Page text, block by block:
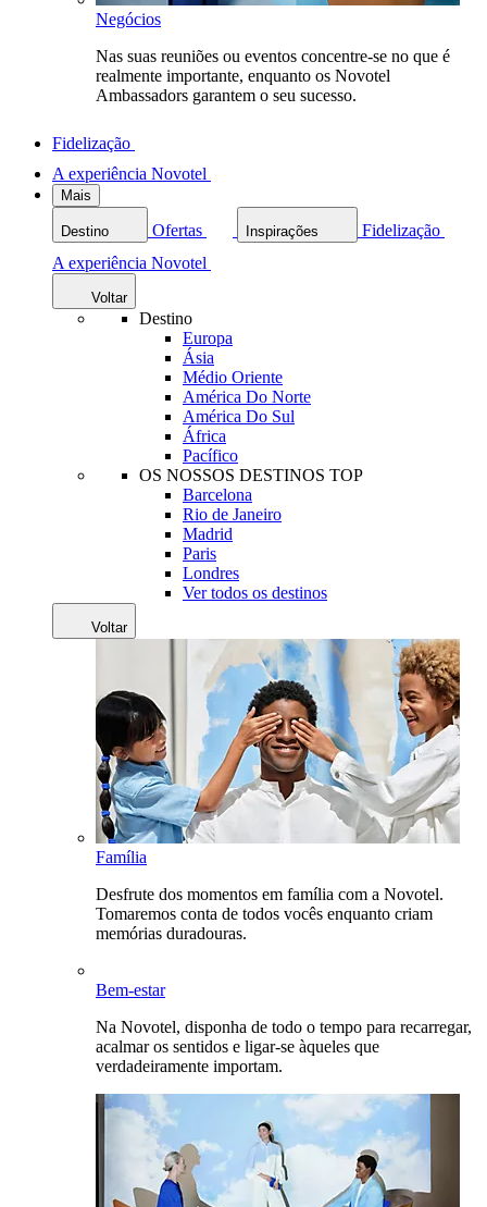
Negócios
Nas suas reuniões ou eventos concentre-se no que é
realmente importante, enquanto os Novotel
Ambassadors garantem o seu sucesso.
Fidelização
A experiência Novotel
Mais
Destino Ofertas Inspirações
Fidelização
A experiência Novotel
Voltar
Destino
Europa
Ásia
Médio Oriente
América Do Norte
América Do Sul
África
Pacífico
OS NOSSOS DESTINOS TOP
Barcelona
Rio de Janeiro
Madrid
Paris
Londres
Ver todos os destinos
Voltar
Família
Desfrute dos momentos em família com a Novotel.
Tomaremos conta de todos vocês enquanto criam
memórias duradouras.
Bem-estar
Na Novotel, disponha de todo o tempo para recarregar,
acalmar os sentidos e ligar-se àqueles que
verdadeiramente importam.